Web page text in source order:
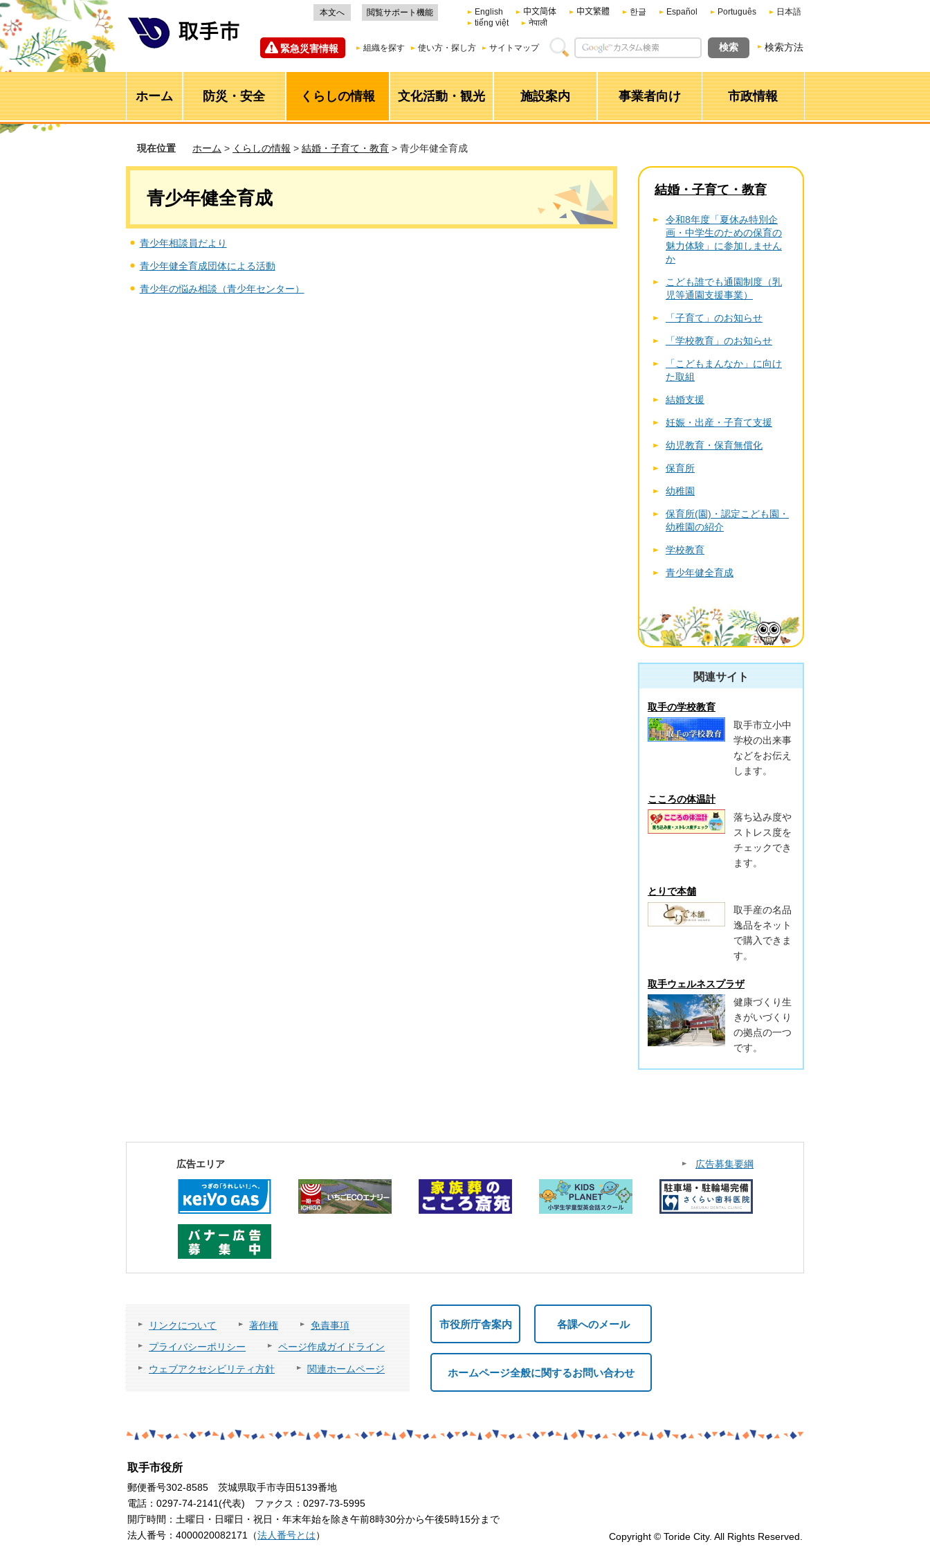
本文へ 閲覧サポート機能 English 中文简体 中文繁體 한글 Español Português
日本語
tiếng việt
नेपाली
緊急災害情報 組織を探す 使い方・探し方 サイトマップ 検索方法
ホーム 防災・安全 くらしの情報 文化活動・観光 施設案内 事業者向け 市政情報
現在位置 ホーム > くらしの情報 > 結婚・子育て・教育 > 青少年健全育成
青少年健全育成
青少年相談員だより
青少年健全育成団体による活動
青少年の悩み相談（青少年センター）
結婚・子育て・教育
令和8年度「夏休み特別企
画・中学生のための保育の
魅力体験」に参加しません
か
こども誰でも通園制度（乳
児等通園支援事業）
「子育て」のお知らせ
「学校教育」のお知らせ
「こどもまんなか」に向け
た取組
結婚支援
妊娠・出産・子育て支援
幼児教育・保育無償化
保育所
幼稚園
保育所(園)・認定こども園・
幼稚園の紹介
学校教育
青少年健全育成
関連サイト
取手の学校教育
取手市立小中
学校の出来事
などをお伝え
します。
こころの体温計
落ち込み度や
ストレス度を
チェックでき
ます。
とりで本舗
取手産の名品
逸品をネット
で購入できま
す。
取手ウェルネスプラザ
健康づくり生
きがいづくり
の拠点の一つ
です。
広告エリア 広告募集要綱
リンクについて 著作権
免責事項
プライバシーポリシー
ページ作成ガイドライン
ウェブアクセシビリティ方針
関連ホームページ
市役所庁舎案内 各課へのメール
ホームページ全般に関するお問い合わせ
取手市役所
郵便番号302-8585 茨城県取手市寺田5139番地
電話：0297-74-2141(代表) ファクス：0297-73-5995
開庁時間：土曜日・日曜日・祝日・年末年始を除き午前8時30分から午後5時15分まで
法人番号：4000020082171（法人番号とは） Copyright © Toride City. All Rights Reserved.